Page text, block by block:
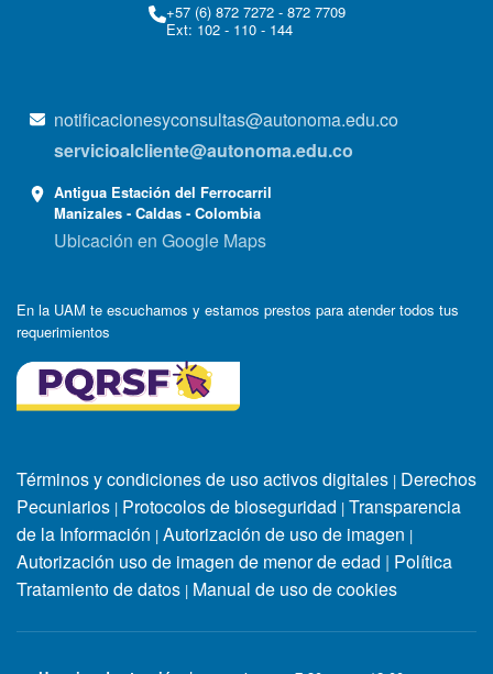
+57 (6) 872 7272 - 872 7709
Ext: 102 - 110 - 144
notificacionesyconsultas@autonoma.edu.co
servicioalcliente@autonoma.edu.co
Antigua Estación del Ferrocarril
Manizales - Caldas - Colombia
Ubicación en Google Maps
En la UAM te escuchamos y estamos prestos para atender todos tus
requerimientos
Términos y condiciones de uso activos digitales | Derechos
Pecuniarios | Protocolos de bioseguridad | Transparencia
de la Información | Autorización de uso de imagen |
Autorización uso de imagen de menor de edad | Política
Tratamiento de datos | Manual de uso de cookies